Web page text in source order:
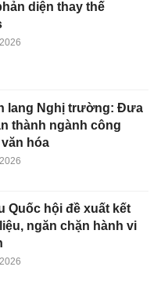
diện thay thế
lang Nghị trường: Đưa
thành ngành công
hóa
Quốc hội đề xuất kết
ngăn chặn hành vi